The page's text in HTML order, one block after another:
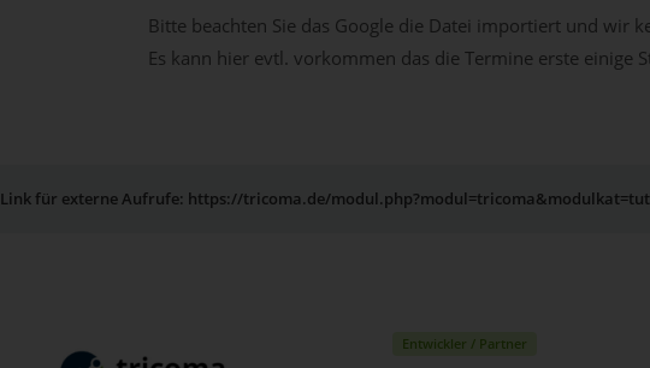
Bitte beachten Sie das Google die Datei importiert und wir
Es kann hier evtl. vorkommen das die Termine erste einige
Link für externe Aufrufe: https://tricoma.de/
Entwickler / Partner